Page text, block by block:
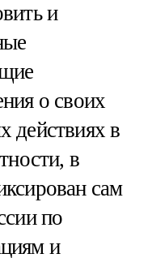
и
о своих
действиях в
в
сам
по
и